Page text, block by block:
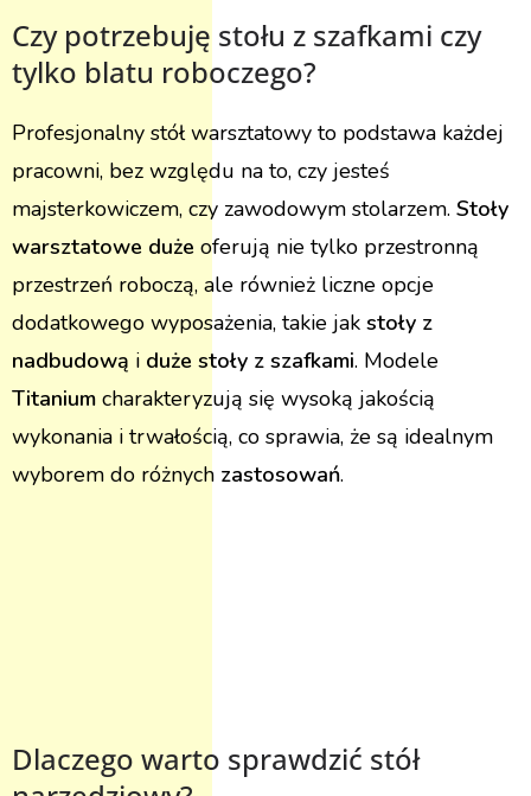
Czy potrzebuję stołu z szafkami czy
tylko blatu roboczego?
Profesjonalny stół warsztatowy to podstawa każdej
pracowni, bez względu na to, czy jesteś
majsterkowiczem, czy zawodowym stolarzem. Stoły
warsztatowe duże oferują nie tylko przestronną
przestrzeń roboczą, ale również liczne opcje
dodatkowego wyposażenia, takie jak stoły z
nadbudową i duże stoły z szafkami. Modele
Titanium charakteryzują się wysoką jakością
wykonania i trwałością, co sprawia, że są idealnym
wyborem do różnych zastosowań.
Dlaczego warto sprawdzić stół